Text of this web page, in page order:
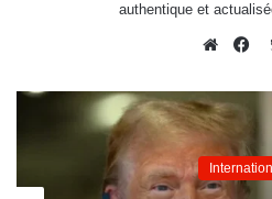
authentique et